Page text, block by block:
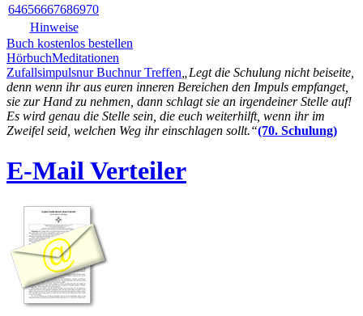
64656667686970
Hinweise
Buch kostenlos bestellen
HörbuchMeditationen
Zufallsimpulsnur Buchnur Treffen „Legt die Schulung nicht beiseite,
denn wenn ihr aus euren inneren Bereichen den Impuls empfanget,
sie zur Hand zu nehmen, dann schlagt sie an irgendeiner Stelle auf!
Es wird genau die Stelle sein, die euch weiterhilft, wenn ihr im
Zweifel seid, welchen Weg ihr einschlagen sollt.“(70. Schulung)
E-Mail Verteiler